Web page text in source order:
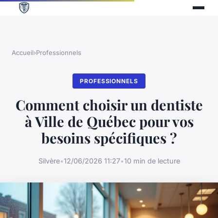
Accueil›Professionnels
PROFESSIONNELS
Comment choisir un dentiste
à Ville de Québec pour vos
besoins spécifiques ?
Silvère•12/06/2026 11:27•10 min de lecture